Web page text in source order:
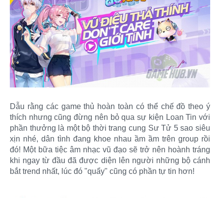
Dẫu rằng các game thủ hoàn toàn có thể chế đồ theo ý
thích nhưng cũng đừng nên bỏ qua sự kiện Loan Tin với
phần thưởng là một bộ thời trang cung Sư Tử 5 sao siêu
xịn nhé, dân tình đang khoe nhau ầm ầm trên group rồi
đó! Một bữa tiệc âm nhạc vũ đạo sẽ trở nên hoành tráng
khi ngay từ đầu đã được diện lên người những bộ cánh
bắt trend nhất, lúc đó "quẩy" cũng có phần tự tin hơn!